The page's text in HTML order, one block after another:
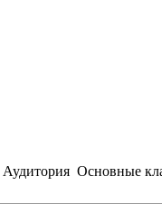
Аудитория Основные